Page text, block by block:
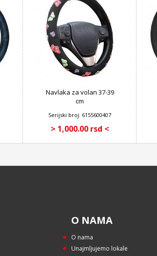
Navlaka za volan 37-39
cm
Serijski broj: 6155600407
> 1,000.00 rsd <
O NAMA
O nama
Unajmljujemo lokale